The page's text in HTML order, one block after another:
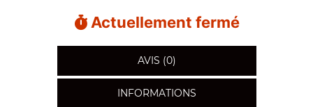
Actuellement fermé
AVIS (0)
INFORMATIONS